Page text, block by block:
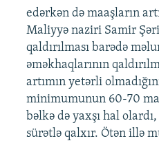
edərkən də maaşların
Maliyyə naziri Samir
qaldırılması barədə
əməkhaqlarının
artımın yetərli
minimumunun 60-70
bəlkə də yaxşı hal
sürətlə qalxır. Ötən illə